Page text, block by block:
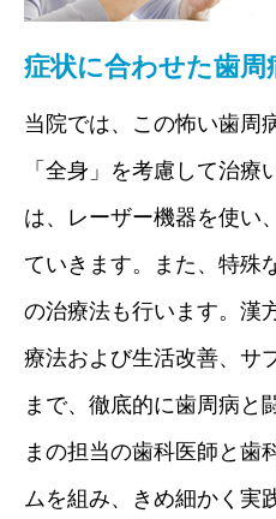
症状に合わせた歯周
当院では、この怖い歯周
「全身」を考慮して治
は、レーザー機器を使い
ていきます。また、特殊
の治療法も行います。漢
療法および生活改善、サ
まで、徹底的に歯周病と
まの担当の歯科医師と歯
ムを組み、きめ細かく実